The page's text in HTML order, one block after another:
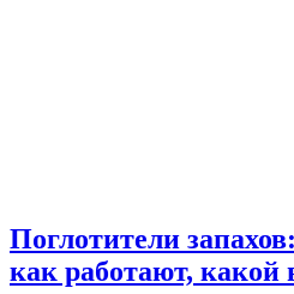
Поглотители
как работают, какой